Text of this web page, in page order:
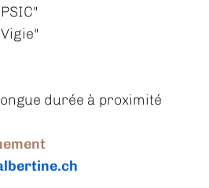
durée à proximité